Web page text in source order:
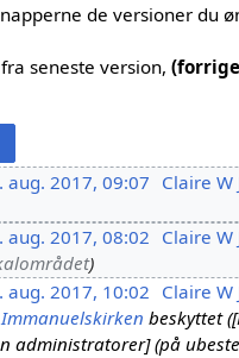
de versioner du
seneste version,
aug. 2017, 09:07 Claire W
aug. 2017, 08:02 Claire W
aug. 2017, 10:02 Claire W
beskyttet
administratorer] (på